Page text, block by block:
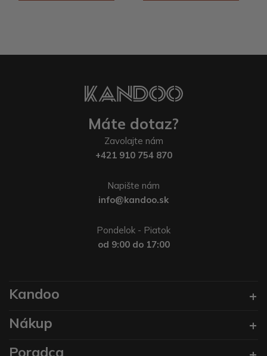
Máte dotaz?
Zavolajte nám
+421 910 754 870
Napište nám
info@kandoo.sk
Pondelok - Piatok
od 9:00 do 17:00
Kandoo
Nákup
Poradca